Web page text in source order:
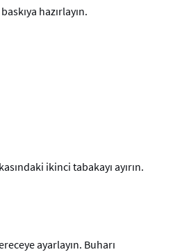
hazırlayın.
ikinci tabakayı ayırın.
ayarlayın. Buharı